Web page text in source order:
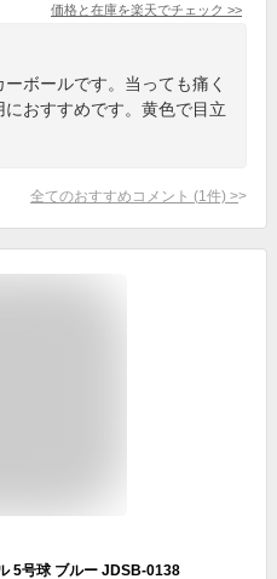
価格と在庫を楽天でチェック >>
ボールです。当っても痛く
おすすめです。黄色で目立
全てのおすすめコメント (1 件) >
5号球 ブルー JDSB-0138